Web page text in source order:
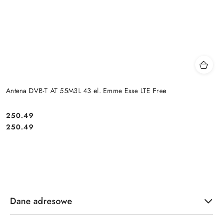
Antena DVB-T AT 55M3L 43 el. Emme Esse LTE Free
Cena:
250.49
Cena:
250.49
Dane adresowe